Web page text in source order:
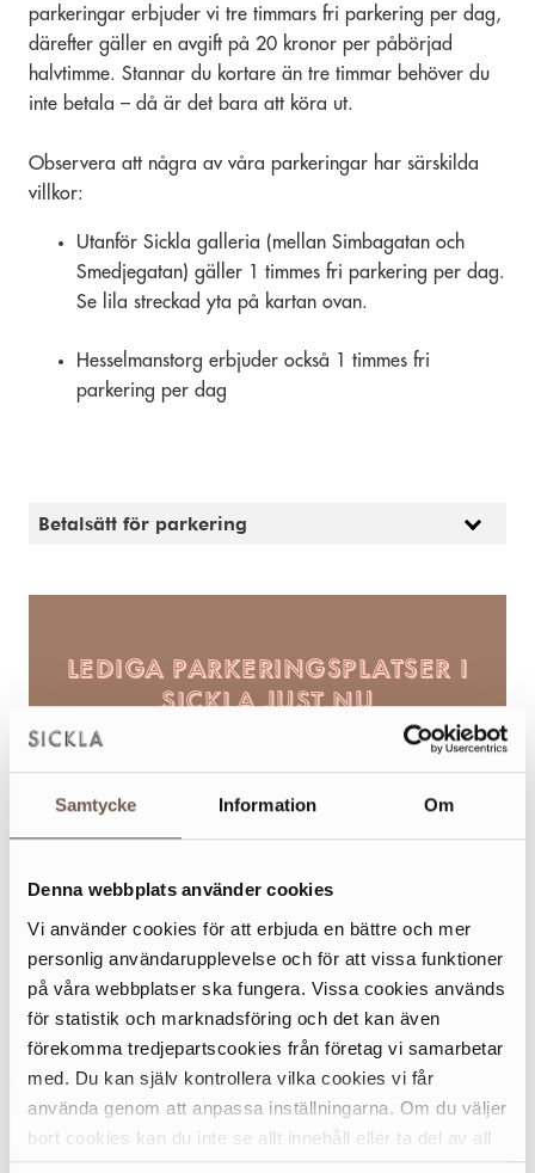
Samtycke Information Om
Denna webbplats använder cookies
Vi använder cookies för att erbjuda en bättre och mer
personlig användarupplevelse och för att vissa funktioner
på våra webbplatser ska fungera. Vissa cookies används
för statistik och marknadsföring och det kan även
förekomma tredjepartscookies från företag vi samarbetar
med. Du kan själv kontrollera vilka cookies vi får
använda genom att anpassa inställningarna. Om du väljer
bort cookies kan du inte se allt innehåll eller ta del av all
parkeringar erbjuder vi tre timmars fri parkering per dag,
därefter gäller en avgift på 20 kronor per påbörjad
halvtimme. Stannar du kortare än tre timmar behöver du
inte betala – då är det bara att köra ut.
Observera att några av våra parkeringar har särskilda
villkor:
Utanför Sickla galleria (mellan Simbagatan och
Smedjegatan) gäller 1 timmes fri parkering per dag.
Se lila streckad yta på kartan ovan.
Hesselmanstorg erbjuder också 1 timmes fri
parkering per dag
Betalsätt för parkering
LEDIGA PARKERINGSPLATSER I
SICKLA JUST NU
44 av 266
Utomhus
200 av 272 144 av 248
180 av 240
plan 3
302 av 358
158 av 260
Marcusplatsen P-hus
KOLLEKTIVTRAFIK